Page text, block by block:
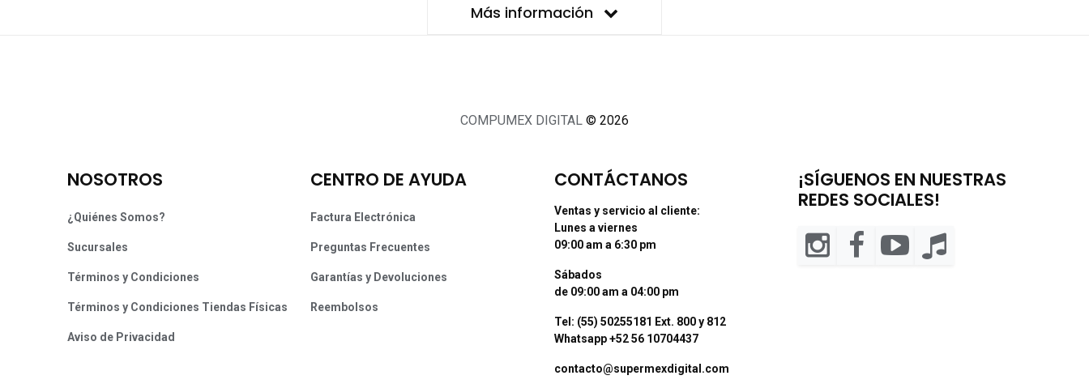
Más información
COMPUMEX DIGITAL © 2026
NOSOTROS
¿Quiénes Somos?
Sucursales
Términos y Condiciones
Términos y Condiciones Tiendas Físicas
Aviso de Privacidad
CENTRO DE AYUDA
Factura Electrónica
Preguntas Frecuentes
Garantías y Devoluciones
Reembolsos
CONTÁCTANOS
Ventas y servicio al cliente:
Lunes a viernes
09:00 am a 6:30 pm
Sábados
de 09:00 am a 04:00 pm
Tel: (55) 50255181 Ext. 800 y 812
Whatsapp +52 56 10704437
contacto@supermexdigital.com
¡SÍGUENOS EN NUESTRAS
REDES SOCIALES!